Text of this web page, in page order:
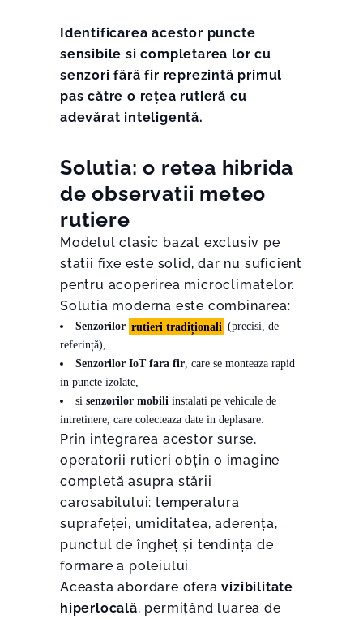
Identificarea acestor puncte
sensibile si completarea lor cu
senzori fără fir reprezintă primul
pas către o rețea rutieră cu
adevărat inteligentă.
Solutia: o retea hibrida
de observatii meteo
rutiere
Modelul clasic bazat exclusiv pe
statii fixe este solid, dar nu suficient
pentru acoperirea microclimatelor.
Solutia moderna este combinarea:
Senzorilor rutieri tradiționali (precisi, de
referință),
Senzorilor IoT fara fir, care se monteaza rapid
in puncte izolate,
si senzorilor mobili instalati pe vehicule de
intretinere, care colecteaza date in deplasare.
Prin integrarea acestor surse,
operatorii rutieri obțin o imagine
completă asupra stării
carosabilului: temperatura
suprafeței, umiditatea, aderența,
punctul de îngheț și tendința de
formare a poleiului.
Aceasta abordare oferavizibilitate
hiperlocală, permițând luarea de